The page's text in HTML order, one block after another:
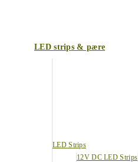
LED strips & pære
LED Strips
12V DC LED Strips